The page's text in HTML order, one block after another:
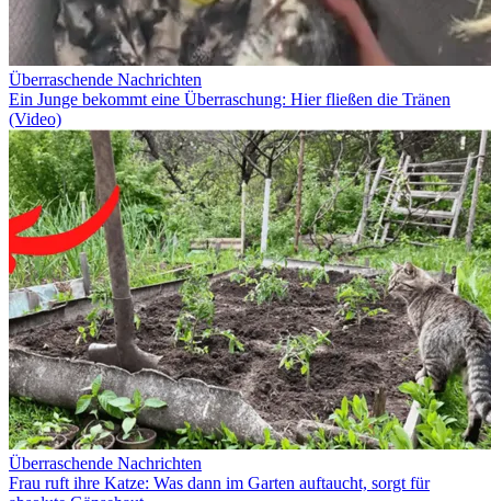
Überraschende Nachrichten
Ein Junge bekommt eine Überraschung: Hier fließen die Tränen
(Video)
Überraschende Nachrichten
Frau ruft ihre Katze: Was dann im Garten auftaucht, sorgt für